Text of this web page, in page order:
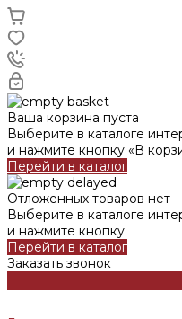
Ваша корзина пуста
Выберите в каталоге
и нажмите кнопку «В
Перейти в каталог
Отложенных товаров нет
Выберите в каталоге
и нажмите кнопку
Перейти в каталог
Заказать звонок